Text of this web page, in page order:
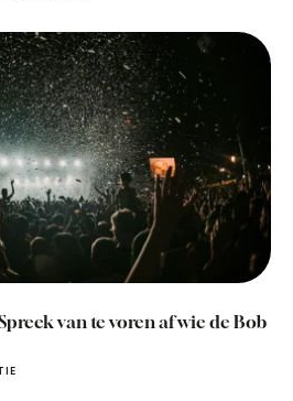
van te voren af wie de Bob